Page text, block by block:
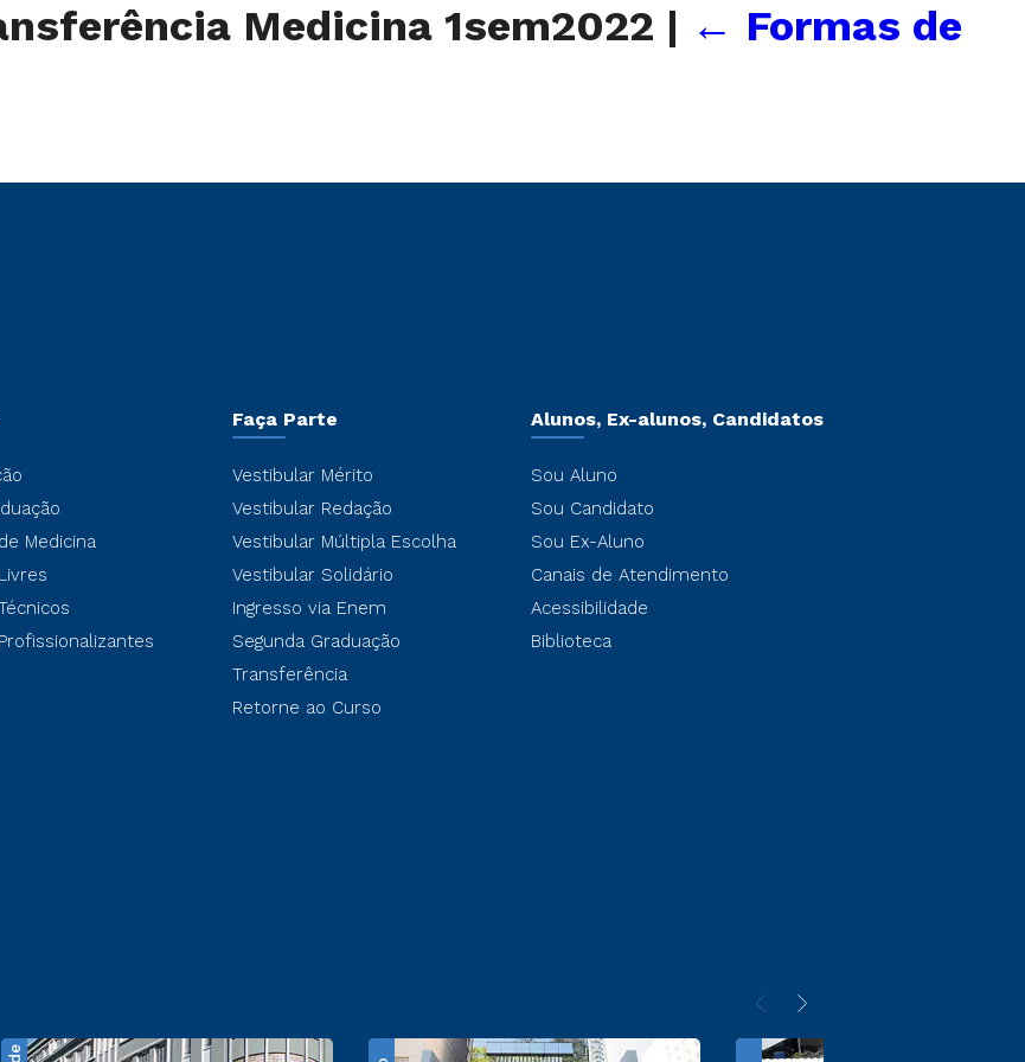
Medicina 1sem2022 | ← Formas de
Medicina
Faça Parte
Vestibular Mérito
Vestibular Redação
Vestibular Múltipla Escolha
Vestibular Solidário
Ingresso via Enem
Segunda Graduação
Transferência
Retorne ao Curso
Alunos, Ex-alunos, Candidatos
Sou Aluno
Sou Candidato
Sou Ex-Aluno
Canais de Atendimento
Acessibilidade
Biblioteca